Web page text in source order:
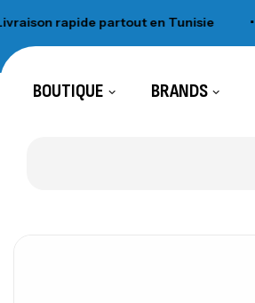
rapide partout en Tunisie •
BOUTIQUE BRANDS